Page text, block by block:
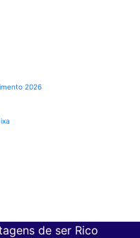
2026
de ser Rico